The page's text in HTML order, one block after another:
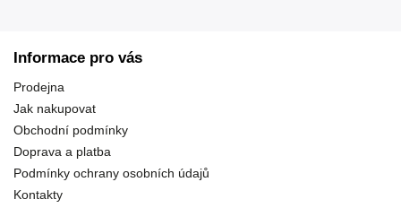
Informace pro vás
Prodejna
Jak nakupovat
Obchodní podmínky
Doprava a platba
Podmínky ochrany osobních údajů
Kontakty